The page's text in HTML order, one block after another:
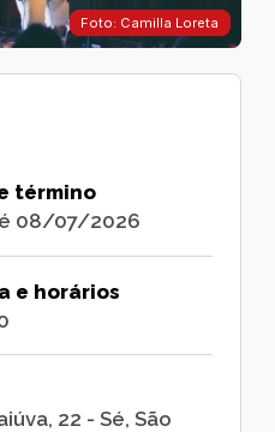
Foto: Camilla Loreta
término
08/07/2026
e horários
22 - Sé, São